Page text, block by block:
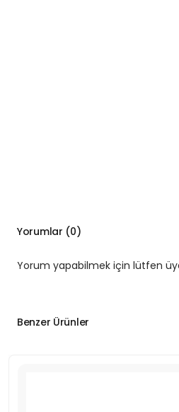
Yorumlar (0)
Yorum yapabilmek için lütfen
Benzer Ürünler